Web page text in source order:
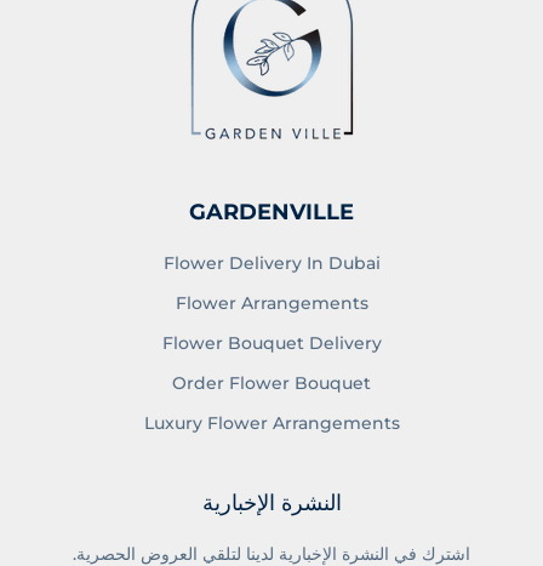
GARDENVILLE
Flower Delivery In Dubai
Flower Arrangements
Flower Bouquet Delivery
Order Flower Bouquet
Luxury Flower Arrangements
النشرة الإخبارية
اشترك في النشرة الإخبارية لدينا لتلقي العروض الحصرية.